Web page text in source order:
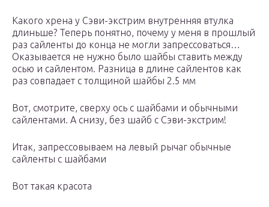
Какого хрена у Сэви-экстрим внутренняя втулка
длиньше? Теперь понятно, почему у меня в прошлый
раз сайленты до конца не могли запрессоваться…
Оказывается не нужно было шайбы ставить между
осью и сайлентом. Разница в длине сайлентов как
раз совпадает с толщиной шайбы 2.5 мм
Вот, смотрите, сверху ось с шайбами и обычными
сайлентами. А снизу, без шайб с Сэви-экстрим!
Итак, запрессовываем на левый рычаг обычные
сайленты с шайбами
Вот такая красота